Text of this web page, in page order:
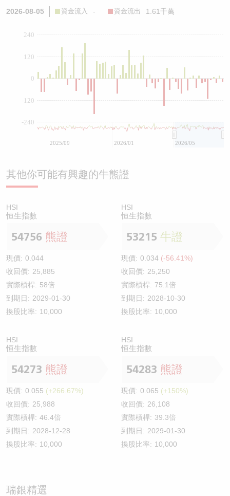
2026-08-05 資金流入 - 資金流出 1.61千萬
0
-240
-120
120
240
2025/09 2026/01 2026/05
其他你可能有興趣的牛熊證
HSI
恒生指數
54756 熊證
現價: 0.044
收回價: 25,885
實際槓桿: 58倍
到期日: 2029-01-30
換股比率: 10,000
HSI
恒生指數
53215 牛證
現價: 0.034 (-56.41%)
收回價: 25,250
實際槓桿: 75.1倍
到期日: 2028-10-30
換股比率: 10,000
HSI
恒生指數
54273 熊證
現價: 0.055 (+266.67%)
收回價: 25,988
實際槓桿: 46.4倍
到期日: 2028-12-28
換股比率: 10,000
HSI
恒生指數
54283 熊證
現價: 0.065 (+150%)
收回價: 26,108
實際槓桿: 39.3倍
到期日: 2029-01-30
換股比率: 10,000
瑞銀精選